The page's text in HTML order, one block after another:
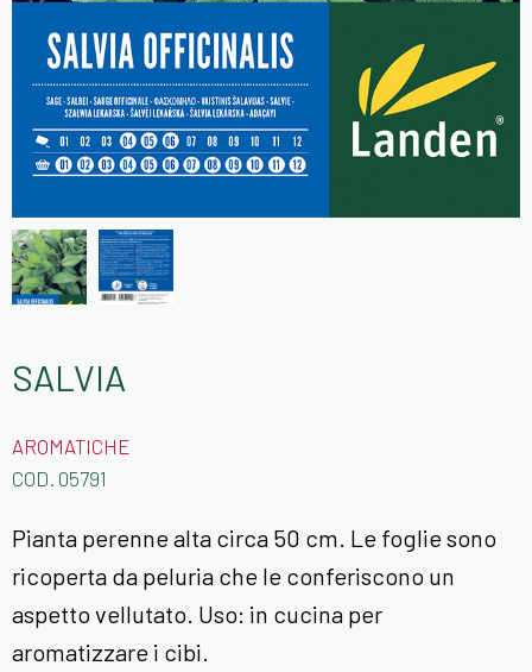
SALVIA
COD. 05791
AROMATICHE
Pianta perenne alta circa 50 cm. Le foglie sono
ricoperta da peluria che le conferiscono un
aspetto vellutato. Uso: in cucina per
aromatizzare i cibi.